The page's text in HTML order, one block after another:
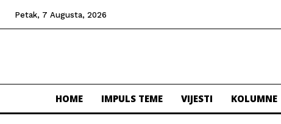
Petak, 7 Augusta, 2026
HOME IMPULS TEME VIJESTI KOLUMNE